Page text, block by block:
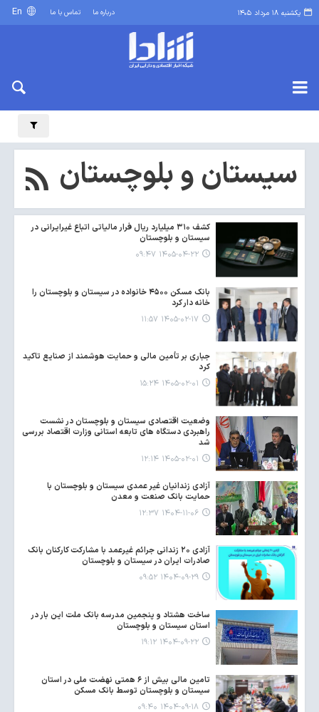
یکشنبه ۱۸ مرداد ۱۴۰۵ درباره ما تماس با ما
سیستان و بلوچستان
کشف ۳۱۰ میلیارد ریال فرار مالیاتی اتباع غیرایرانی در
سیستان و بلوچستان
۱۴۰۵-۰۴-۲۲ ۰۹:۴۷
بانک مسکن ۴۵۰۰ خانواده در سیستان و بلوچستان را
خانه دار کرد
۱۴۰۵-۰۲-۱۷ ۱۱:۵۷
جباری بر تأمین مالی و حمایت هوشمند از صنایع تاکید
کرد
۱۴۰۵-۰۲-۰۱ ۱۵:۲۴
وضعیت اقتصادی سیستان و بلوچستان در نشست
راهبردی دستگاه های تابعه استانی وزارت اقتصاد بررسی
شد
۱۴۰۵-۰۲-۰۱ ۱۲:۱۴
آزادی زندانیان غیر عمدی سیستان و بلوچستان با
حمایت بانک صنعت و معدن
۱۴۰۴-۱۱-۰۶ ۱۲:۳۷
آزادی ۲۰ زندانی جرائم غیرعمد با مشارکت کارکنان بانک
صادرات ایران در سیستان و بلوچستان
۱۴۰۴-۰۹-۲۹ ۰۹:۵۲
ساخت هشتاد و پنجمین مدرسه بانک ملت این بار در
استان سیستان و بلوچستان
۱۴۰۴-۰۹-۲۲ ۱۹:۱۲
تامین مالی بیش از ۶ همتی نهضت ملی در استان
سیستان و بلوچستان توسط بانک مسکن
۱۴۰۴-۰۹-۱۸ ۰۹:۴۰